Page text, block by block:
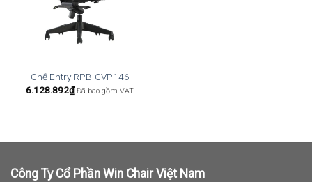
Ghế Entry RPB-GVP146
6.128.892₫ Đã bao gồm VAT
Công Ty Cổ Phần Win Chair Việt Nam